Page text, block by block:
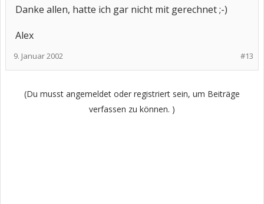
Danke allen, hatte ich gar nicht mit gerechnet ;-)
Alex
#13
9. Januar 2002
(Du musst angemeldet oder registriert sein, um Beiträge
verfassen zu können. )